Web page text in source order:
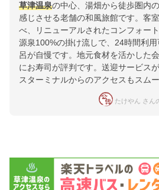
草津温泉の中心、湯畑から徒歩圏内
感じさせる老舗の和風旅館です。客
べ、リニューアルされたコンフォー
源泉100%の掛け流しで、24時間利
呂が自慢です。地元食材を活かした
にお寿司が評判です。送迎サービスが
スターミナルからのアクセスもスムー
たけやん さん